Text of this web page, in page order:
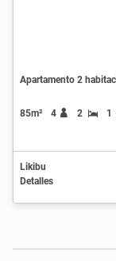
Apartamento 2
85m² 4 2 1
Likibu
Detalles